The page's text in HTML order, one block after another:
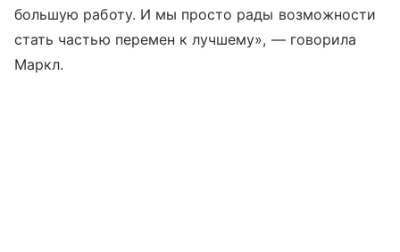
большую работу. И мы просто рады возможности
стать частью перемен к лучшему», — говорила
Маркл.